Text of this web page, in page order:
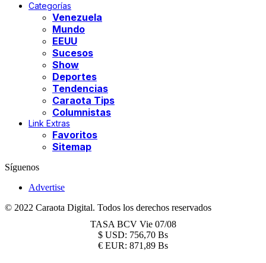
Categorías
Venezuela
Mundo
EEUU
Sucesos
Show
Deportes
Tendencias
Caraota Tips
Columnistas
Link Extras
Favoritos
Sitemap
Síguenos
Advertise
© 2022 Caraota Digital. Todos los derechos reservados
TASA BCV Vie 07/08
$ USD: 756,70 Bs
€ EUR: 871,89 Bs